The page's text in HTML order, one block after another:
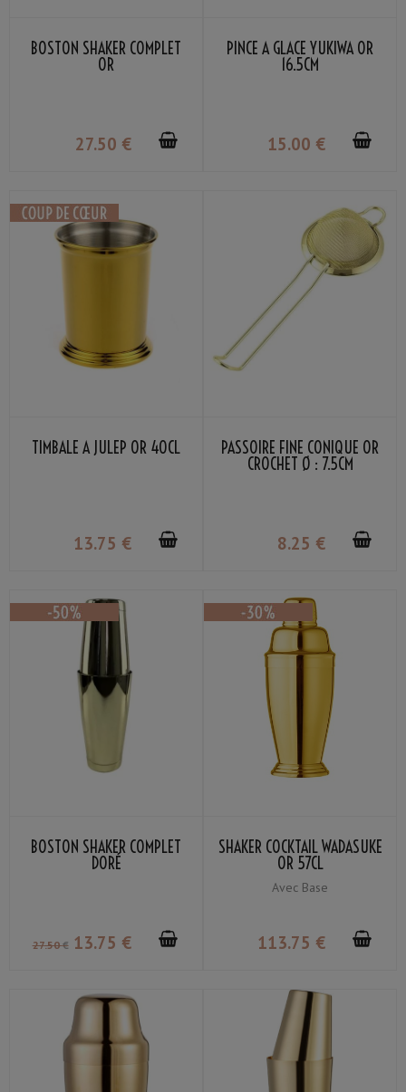
BOSTON SHAKER COMPLET
OR
27.50 €
PINCE À GLACE YUKIWA OR
16.5CM
15.00 €
TIMBALE À JULEP OR 40CL
13.75 €
PASSOIRE FINE CONIQUE OR
CROCHET Ø : 7.5CM
8.25 €
BOSTON SHAKER COMPLET
DORÉ
27.50 € 13.75 €
SHAKER COCKTAIL WADASUKE
OR 57CL
Avec Base
113.75 €